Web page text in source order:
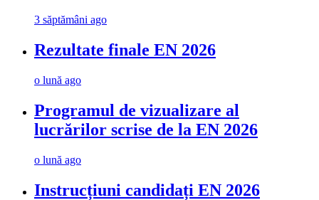
3 săptămâni ago
Rezultate finale EN 2026
o lună ago
Programul de vizualizare al
lucrărilor scrise de la EN 2026
o lună ago
Instrucțiuni candidați EN 2026